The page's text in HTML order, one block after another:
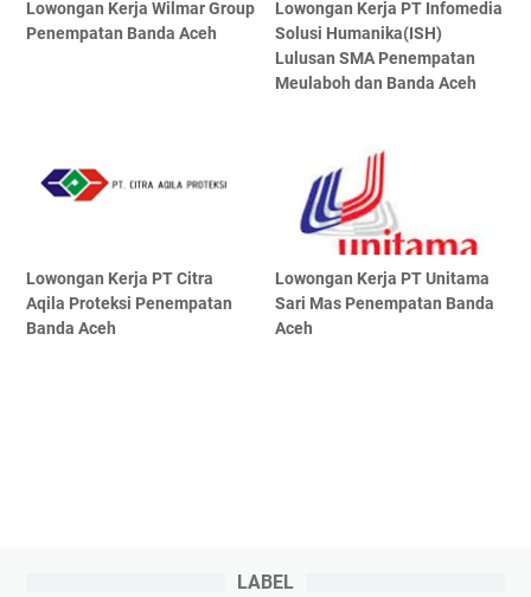
Lowongan Kerja Wilmar Group
Penempatan Banda Aceh
Lowongan Kerja PT Infomedia
Solusi Humanika(ISH)
Lulusan SMA Penempatan
Meulaboh dan Banda Aceh
Lowongan Kerja PT Citra
Aqila Proteksi Penempatan
Banda Aceh
Lowongan Kerja PT Unitama
Sari Mas Penempatan Banda
Aceh
LABEL